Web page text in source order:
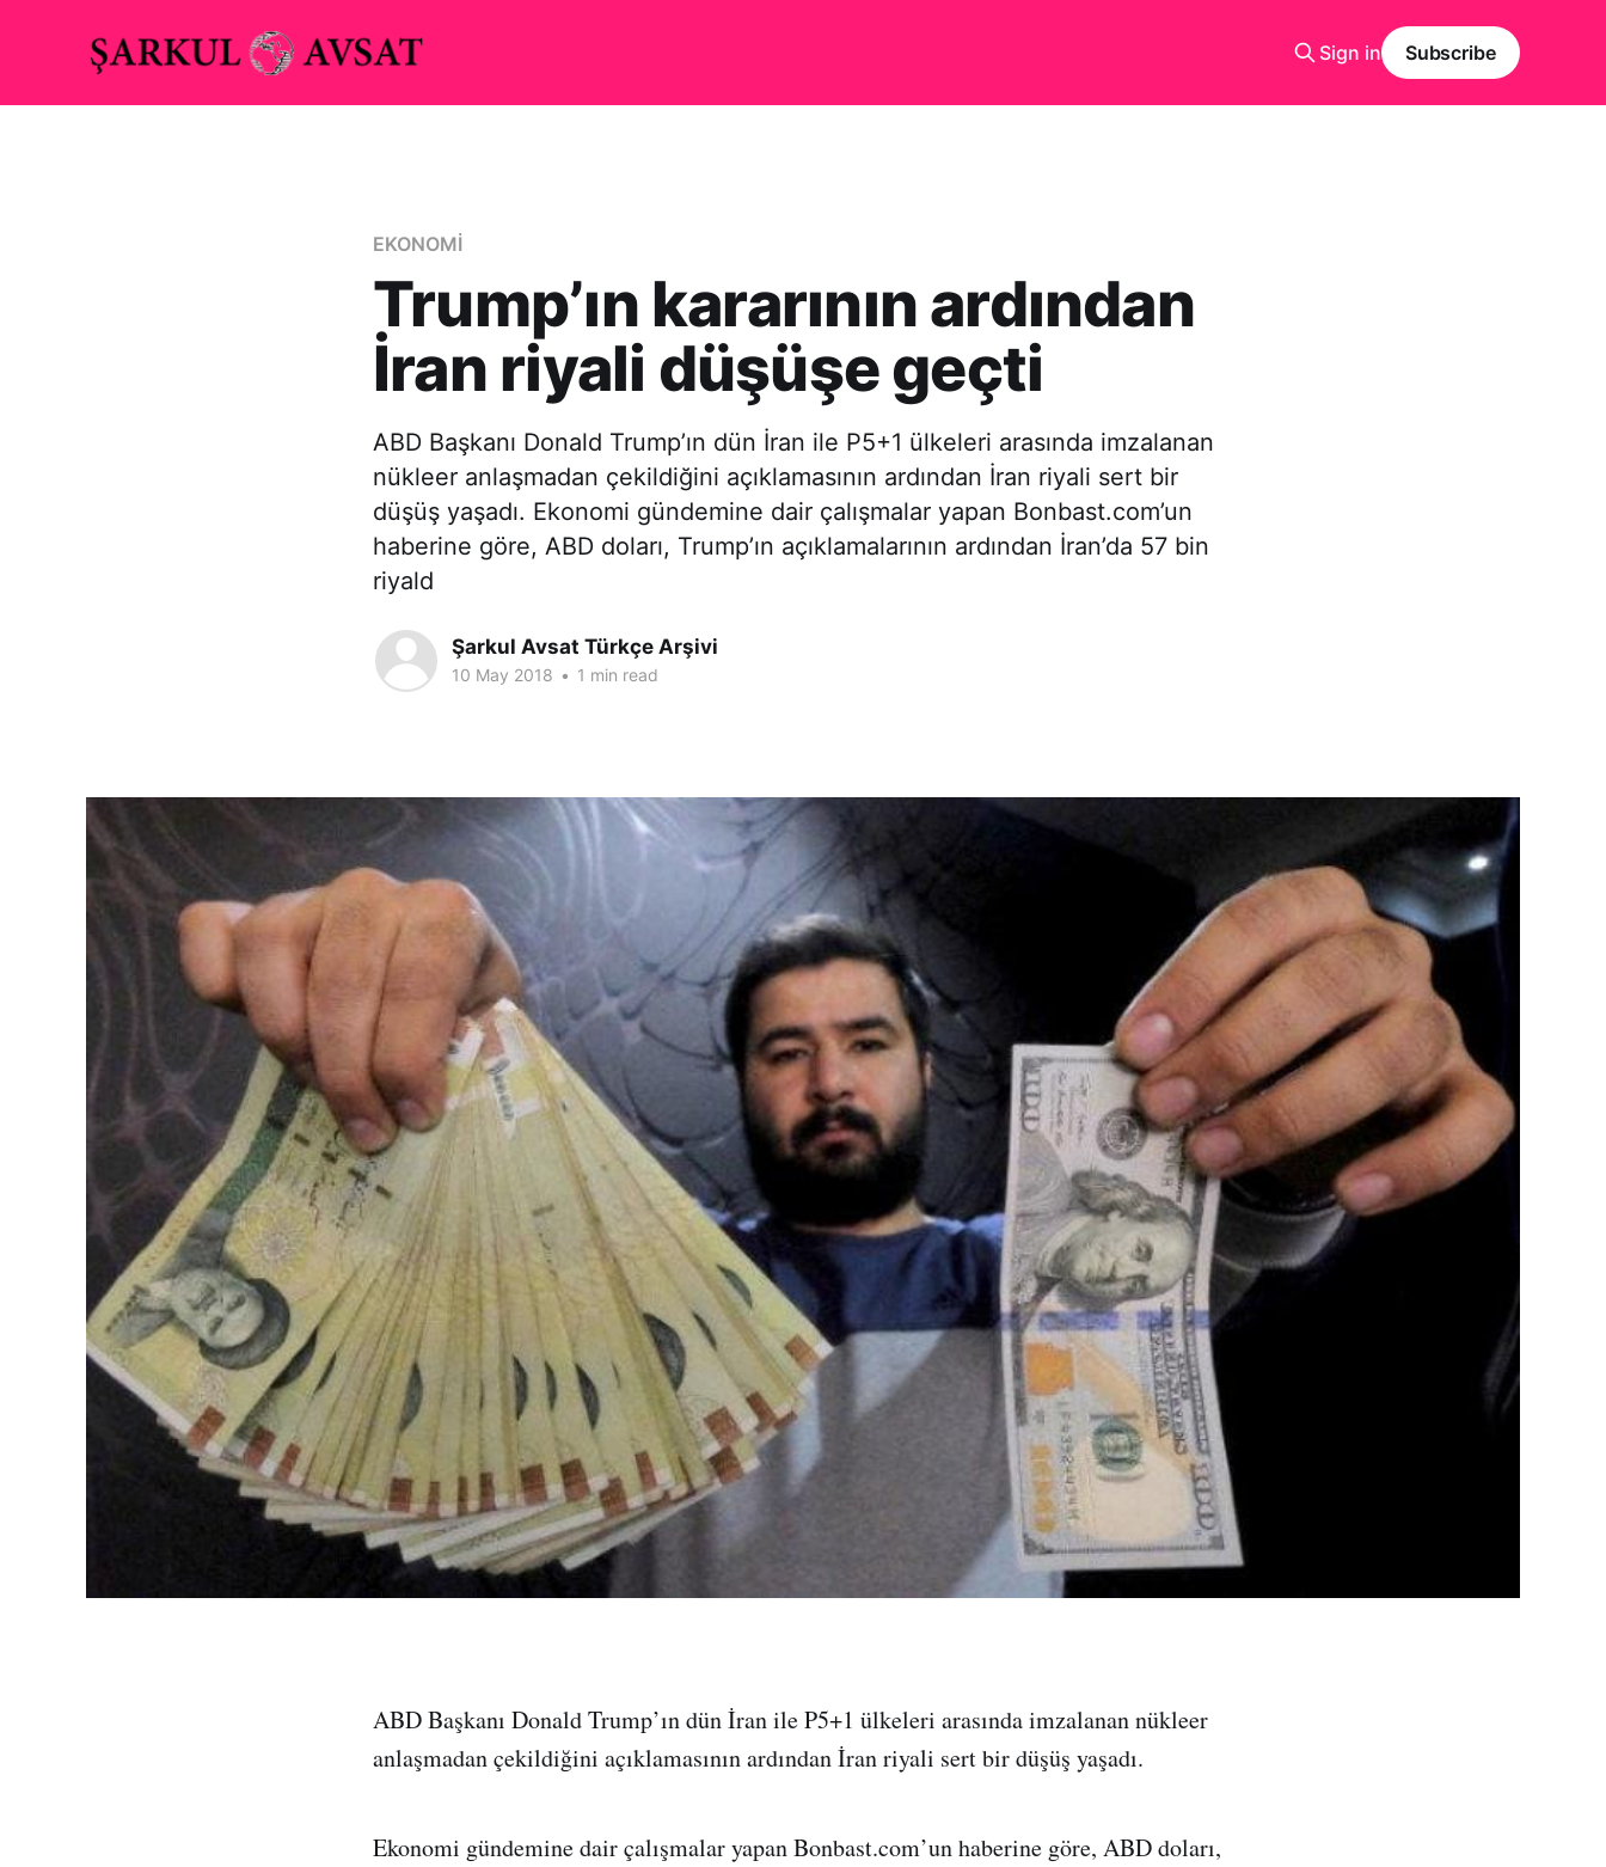
Sign in Subscribe
EKONOMİ
Trump’ın kararının ardından
İran riyali düşüşe geçti
ABD Başkanı Donald Trump’ın dün İran ile P5+1 ülkeleri arasında imzalanan
nükleer anlaşmadan çekildiğini açıklamasının ardından İran riyali sert bir
düşüş yaşadı. Ekonomi gündemine dair çalışmalar yapan Bonbast.com’un
haberine göre, ABD doları, Trump’ın açıklamalarının ardından İran’da 57 bin
riyald
Şarkul Avsat Türkçe Arşivi
10 May 2018 • 1 min read
ABD Başkanı Donald Trump’ın dün İran ile P5+1 ülkeleri arasında imzalanan nükleer
anlaşmadan çekildiğini açıklamasının ardından İran riyali sert bir düşüş yaşadı.
Ekonomi gündemine dair çalışmalar yapan Bonbast.com’un haberine göre, ABD doları,